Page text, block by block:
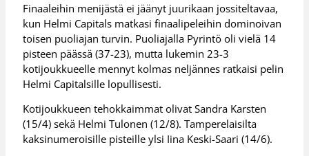
Finaaleihin menijästä ei jäänyt juurikaan jossiteltavaa,
kun Helmi Capitals matkasi finaalipeleihin dominoivan
toisen puoliajan turvin. Puoliajalla Pyrintö oli vielä 14
pisteen päässä (37-23), mutta lukemin 23-3
kotijoukkueelle mennyt kolmas neljännes ratkaisi pelin
Helmi Capitalsille lopullisesti.
Kotijoukkueen tehokkaimmat olivat Sandra Karsten
(15/4) sekä Helmi Tulonen (12/8). Tamperelaisilta
kaksinumeroisille pisteille ylsi Iina Keski-Saari (14/6).